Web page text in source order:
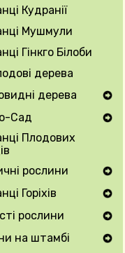
Кудранії
Мушмули
Гінкго Білоби
дерева
дерева
Navigation Menu
Сад
Navigation Menu
Плодових
рослини
Navigation Menu
Горіхів
Navigation Menu
рослини
Navigation Menu
на штамбі
Navigation Menu